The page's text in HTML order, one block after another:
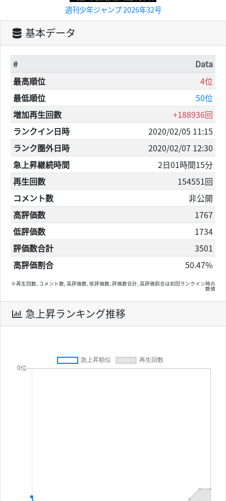
週刊少年ジャンプ 2026年32号
基本データ
#
Data
最高順位
4位
最低順位
50位
増加再生回数
+188936回
ランクイン日時
2020/02/05 11:15
ランク圏外日時
2020/02/07 12:30
急上昇継続時間
2日01時間15分
再生回数
154551回
コメント数
非公開
高評価数
1767
低評価数
1734
評価数合計
3501
高評価割合
50.47%
※再生回数, コメント数, 高評価数, 低評価数, 評価数合計, 高評価割合は初回ランクイン時の
数値
急上昇ランキング推移